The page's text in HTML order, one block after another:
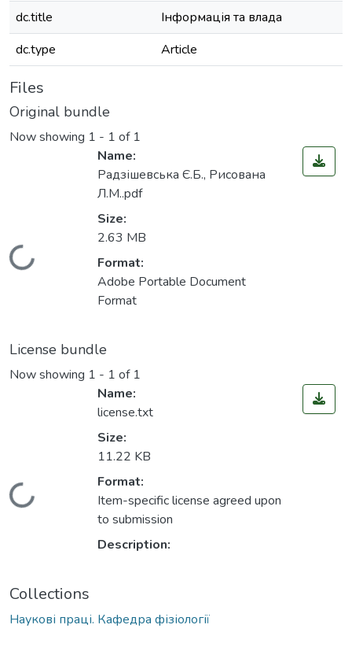
dc.title
Інформація та влада
dc.type
Article
Files
Original bundle
Now showing 1 - 1 of 1
Loading...
Name:
Радзішевська Є.Б., Рисована
Л.М..pdf
Size:
2.63 MB
Format:
Adobe Portable Document
Format
License bundle
Now showing 1 - 1 of 1
Loading...
Name:
license.txt
Size:
11.22 KB
Format:
Item-specific license agreed upon
to submission
Description:
Collections
Наукові праці. Кафедра фізіології